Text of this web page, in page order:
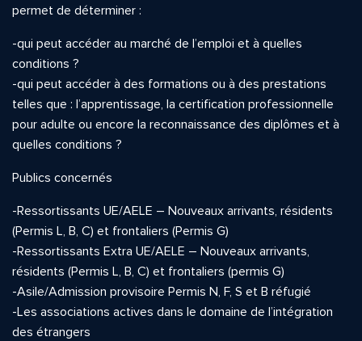
permet de déterminer :
-qui peut accéder au marché de l’emploi et à quelles
conditions ?
-qui peut accéder à des formations ou à des prestations
telles que : l’apprentissage, la certification professionnelle
pour adulte ou encore la reconnaissance des diplômes et à
quelles conditions ?
Publics concernés
-Ressortissants UE/AELE – Nouveaux arrivants, résidents
(Permis L, B, C) et frontaliers (Permis G)
-Ressortissants Extra UE/AELE – Nouveaux arrivants,
résidents (Permis L, B, C) et frontaliers (permis G)
-Asile/Admission provisoire Permis N, F, S et B réfugié
-Les associations actives dans le domaine de l’intégration
des étrangers